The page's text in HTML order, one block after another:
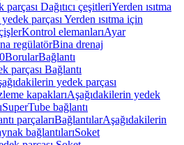
Dağıtıcı çeşitleriYerden ısıtma
parçası Yerden ısıtma için
Kontrol elemanlarıAyar
regülatörBina drenaj
BorularBağlantı
parçası Bağlantı
yedek parçası
kapaklarıAşağıdakilerin yedek
SuperTube bağlantı
parçalarıBağlantılarAşağıdakilerin
bağlantılarıSoket